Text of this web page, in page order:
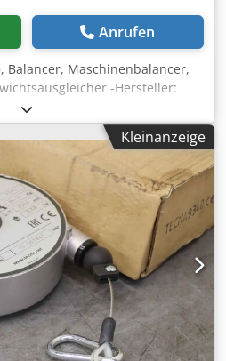
Anrufen
, Balancer, Maschinenbalancer,
-Hersteller:
Asinwumegfock -Tragkraft:
vorhanden -Preis: pro Stück -
-Eigengewicht: 3 kg/St.Kleinanzeige